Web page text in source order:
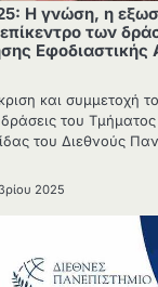
Η γνώση, η
των
Εφοδιαστικής
και συμμετοχή
του Τμήματος
του Διεθνούς
2025